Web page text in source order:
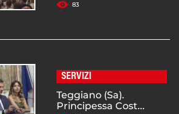
83
SERVIZI
Teggiano (Sa).
Principessa Cost...